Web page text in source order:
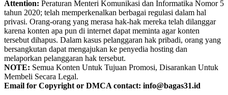
Attention: Peraturan Menteri Komunikasi dan Informatika Nomor 5
tahun 2020; telah memperkenalkan berbagai regulasi dalam hal
privasi. Orang-orang yang merasa hak-hak mereka telah dilanggar
karena konten apa pun di internet dapat meminta agar konten
tersebut dihapus. Dalam kasus pelanggaran hak pribadi, orang yang
bersangkutan dapat mengajukan ke penyedia hosting dan
melaporkan pelanggaran hak tersebut.
NOTE: Semua Konten Untuk Tujuan Promosi, Disarankan Untuk
Membeli Secara Legal.
Email for Copyright or DMCA contact: info@bagas31.id